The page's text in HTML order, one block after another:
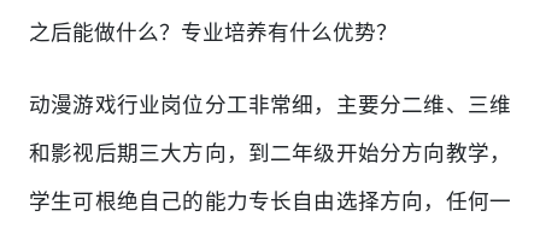
之后能做什么？专业培养有什么优势？
动漫游戏行业岗位分工非常细，主要分二维、三维
和影视后期三大方向，到二年级开始分方向教学，
学生可根绝自己的能力专长自由选择方向，任何一